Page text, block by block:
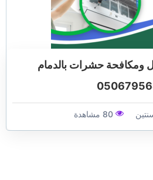
ومكافحة حشرات بالدمام